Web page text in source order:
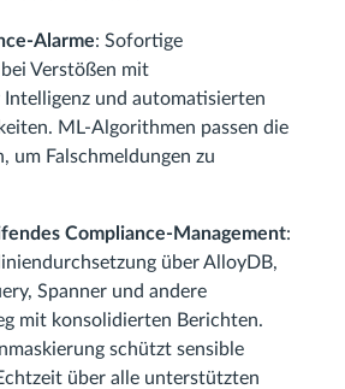
: Sofortige
Verstößen mit
Intelligenz und automatisierten
ML‑Algorithmen passen die
um Falschmeldungen zu
Compliance‑Management:
über AlloyDB,
Spanner und andere
mit konsolidierten Berichten.
schützt sensible
über alle unterstützten